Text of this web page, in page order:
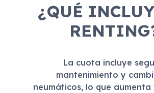
¿QUÉ
La cuota incluye
mantenimiento y
neumáticos, lo que